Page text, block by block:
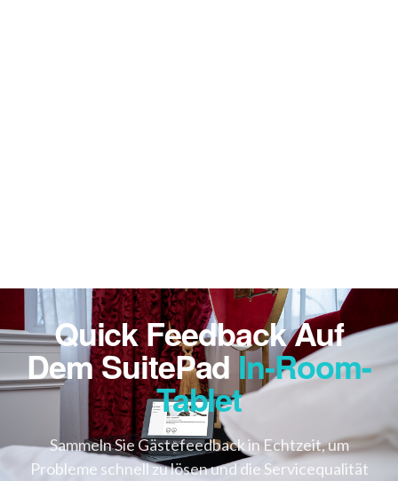
Quick Feedback Auf
Dem SuitePadIn-Room-
Tablet
Sammeln Sie Gästefeedback in Echtzeit, um
Probleme schnell zu lösen und die Servicequalität